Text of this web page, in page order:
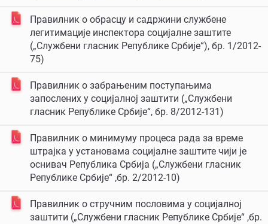
Правилник о обрасцу и садржини службене
легитимације инспектора социјалне заштите
(„Службени гласник Републике Србије“), бр. 1/2012-
75)
Правилник о забрањеним поступањима
запослених у социјалној заштити („Службени
гласник Републике Србије“, бр. 8/2012-131)
Правилник о минимуму процеса рада за време
штрајка у установама социјалне заштите чији је
оснивач Република Србија („Службени гласник
Републике Србије“ ,бр. 2/2012-10)
Правилник о стручним пословима у социјалној
заштити („Службени гласник Републике Србије“ ,бр.